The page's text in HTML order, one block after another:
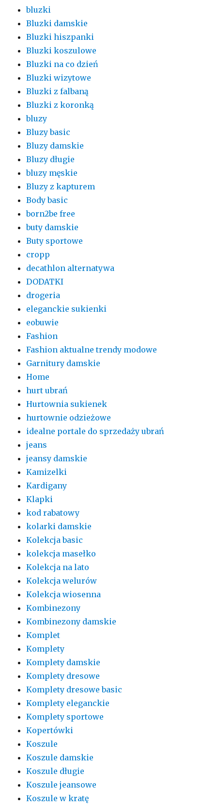
bluzki
Bluzki damskie
Bluzki hiszpanki
Bluzki koszulowe
Bluzki na co dzień
Bluzki wizytowe
Bluzki z falbaną
Bluzki z koronką
bluzy
Bluzy basic
Bluzy damskie
Bluzy długie
bluzy męskie
Bluzy z kapturem
Body basic
born2be free
buty damskie
Buty sportowe
cropp
decathlon alternatywa
DODATKI
drogeria
eleganckie sukienki
eobuwie
Fashion
Fashion aktualne trendy modowe
Garnitury damskie
Home
hurt ubrań
Hurtownia sukienek
hurtownie odzieżowe
idealne portale do sprzedaży ubrań
jeans
jeansy damskie
Kamizelki
Kardigany
Klapki
kod rabatowy
kolarki damskie
Kolekcja basic
kolekcja masełko
Kolekcja na lato
Kolekcja welurów
Kolekcja wiosenna
Kombinezony
Kombinezony damskie
Komplet
Komplety
Komplety damskie
Komplety dresowe
Komplety dresowe basic
Komplety eleganckie
Komplety sportowe
Kopertówki
Koszule
Koszule damskie
Koszule długie
Koszule jeansowe
Koszule w kratę